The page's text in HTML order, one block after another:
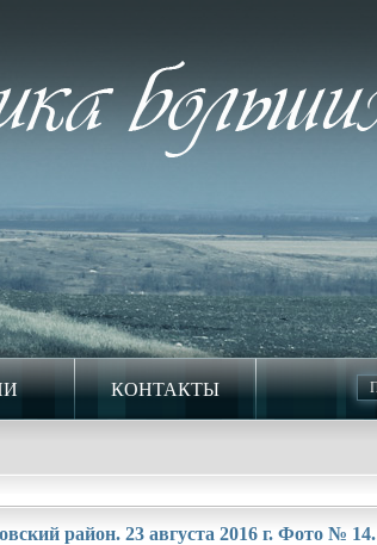
КОНТАКТЫ
район. 23 августа 2016 г. Фото № 14.